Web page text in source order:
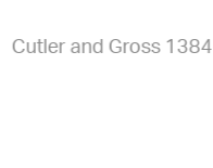
Cutler and Gross 1384